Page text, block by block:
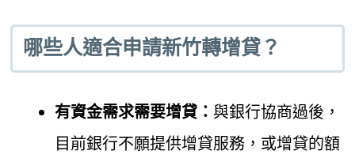
哪些人適合申請新竹轉增貸？
有資金需求需要增貸： 與銀行協商過後，
目前銀行不願提供增貸服務，或增貸的額